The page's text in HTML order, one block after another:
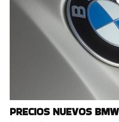
PRECIOS NUEVOS